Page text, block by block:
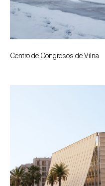
Centro de Congresos de Vilna